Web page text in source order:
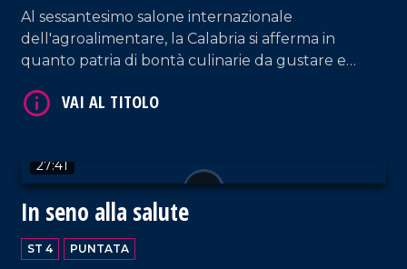
Al sessantesimo salone internazionale
dell'agroalimentare, la Calabria si afferma in
quanto patria di bontà culinarie da gustare e
27:41
In seno alla salute
ST 4 PUNTATA